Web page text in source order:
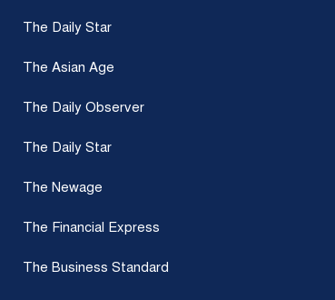
The Daily Star
The Asian Age
The Daily Observer
The Daily Star
The Newage
The Financial Express
The Business Standard